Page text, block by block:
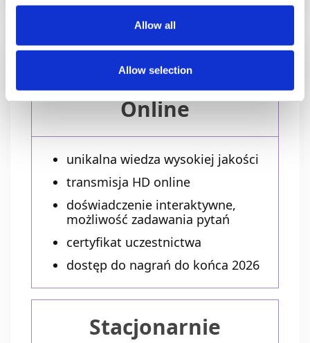
Allow all
Allow selection
W cenie biletu
Online
unikalna wiedza wysokiej jakości
transmisja HD online
doświadczenie interaktywne,
możliwość zadawania pytań
certyfikat uczestnictwa
dostęp do nagrań do końca 2026
Stacjonarnie